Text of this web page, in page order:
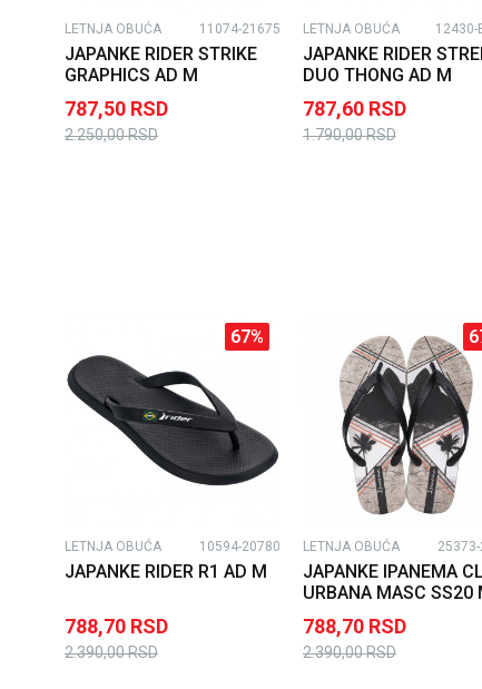
LETNJA OBUĆA 11074-21675
JAPANKE RIDER STRIKE
GRAPHICS AD M
787,50 RSD
2.250,00RSD
LETNJA OBUĆA 12430-
JAPANKE RIDER
DUO THONG AD M
787,60 RSD
1.790,00RSD
67%
LETNJA OBUĆA 10594-20780
JAPANKE RIDER R1 AD M
788,70 RSD
2.390,00RSD
LETNJA OBUĆA
JAPANKE IPANEMA CLAS
URBANA MASC SS20
788,70 RSD
2.390,00RSD